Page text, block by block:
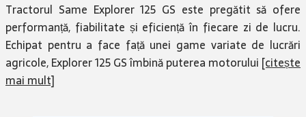
Tractorul Same Explorer 125 GS este pregătit să ofere
performanță, fiabilitate și eficiență în fiecare zi de lucru.
Echipat pentru a face față unei game variate de lucrări
agricole, Explorer 125 GS îmbină puterea motorului [citește
mai mult]